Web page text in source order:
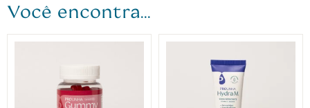
Você encontra...